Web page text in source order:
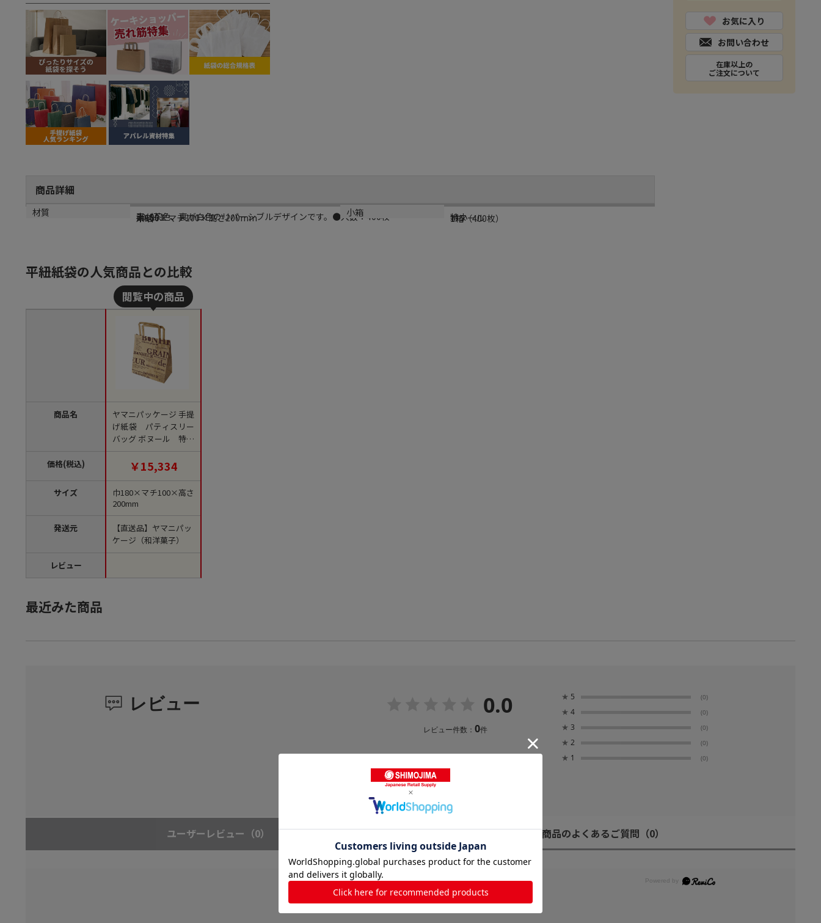
商品詳細
商品説明
表が茶色、裏が白色のリバーシブルデザインです。●入数：400枚
メーカー品番
20-591
規格
特小
サイズ
巾180×マチ100×高さ200mm
カラー
ボヌール
材質
未晒
小箱
1箱（400枚）
お気に入り
お問い合わせ
在庫以上の
ご注文について
平紐紙袋の人気商品との比較
商品名
価格(税込)
サイズ
発送元
レビュー
ヤマニパッケージ 手提
げ紙袋 パティスリー
バッグ ボヌール 特小
20-591 400枚/箱（ご注
文単位1箱）【直送
￥15,334
巾180×マチ100×高さ
200mm
【直送品】ヤマニパッ
ケージ（和洋菓子）
最近みた商品
レビュー 0.0
レビュー件数： 0件
★ 5 (0)
★ 4 (0)
★ 3 (0)
★ 2 (0)
★ 1 (0)
ユーザーレビュー （0） 商品のよくあるご質問 （0）
レビューはありません。